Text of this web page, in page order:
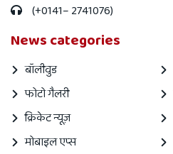
(+0141– 2741076)
News categories
बॉलीवुड
फोटो गैलरी
क्रिकेट न्यूज़
मोबाइल एप्स